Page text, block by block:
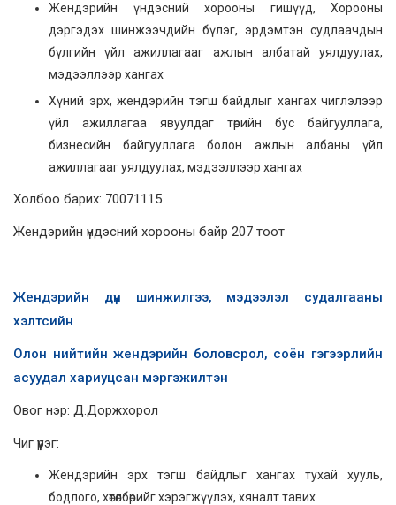
Жендэрийн үндэсний хорооны гишүүд, Хорооны
дэргэдэх шинжээчдийн бүлэг, эрдэмтэн судлаачдын
бүлгийн үйл ажиллагааг ажлын албатай уялдуулах,
мэдээллээр хангах
Хүний эрх, жендэрийн тэгш байдлыг хангах чиглэлээр
үйл ажиллагаа явуулдаг төрийн бус байгууллага,
бизнесийн байгууллага болон ажлын албаны үйл
ажиллагааг уялдуулах, мэдээллээр хангах
Холбоо барих: 70071115
Жендэрийн үндэсний хорооны байр 207 тоот
Жендэрийн дүн шинжилгээ, мэдээлэл судалгааны
хэлтсийн
Олон нийтийн жендэрийн боловсрол, соён гэгээрлийн
асуудал хариуцсан мэргэжилтэн
Овог нэр: Д.Доржхорол
Чиг үүрэг:
Жендэрийн эрх тэгш байдлыг хангах тухай хууль,
бодлого, хөтөлбөрийг хэрэгжүүлэх, хяналт тавих